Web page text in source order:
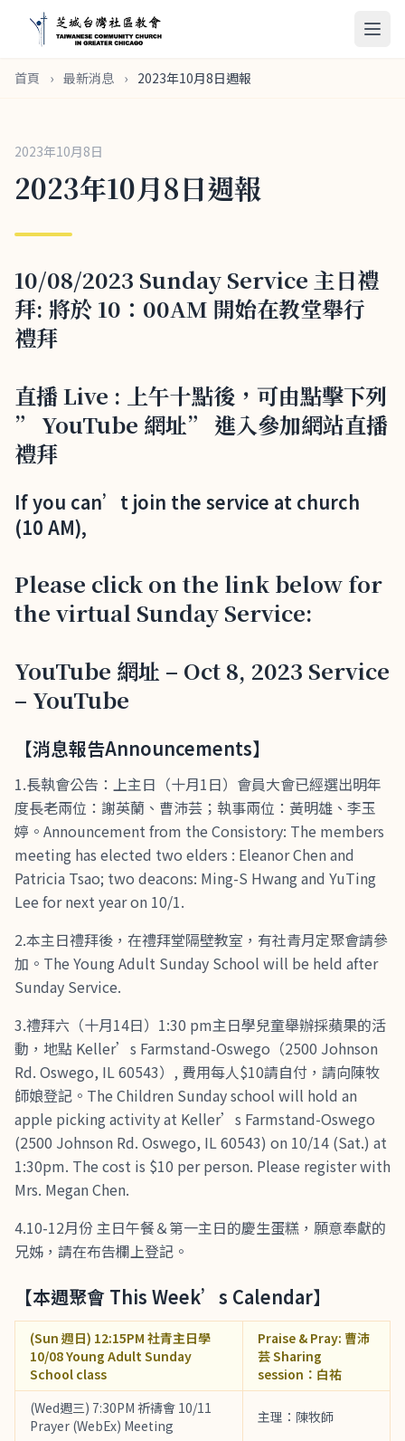
首頁 › 最新消息 › 2023年10月8日週報
2023年10月8日
2023年10月8日週報
10/08/2023 Sunday Service 主日禮
拜: 將於 10：00AM 開始在教堂舉行
禮拜
直播 Live : 上午十點後，可由點擊下列
” YouTube 網址” 進入參加網站直播
禮拜
If you can’t join the service at church
(10 AM),
Please click on the link below for
the virtual Sunday Service:
YouTube 網址 – Oct 8, 2023 Service
– YouTube
【消息報告Announcements】
1.長執會公告：上主日（十月1日）會員大會已經選出明年
度長老兩位：謝英蘭、曹沛芸；執事兩位：黃明雄、李玉
婷。Announcement from the Consistory: The members
meeting has elected two elders : Eleanor Chen and
Patricia Tsao; two deacons: Ming-S Hwang and YuTing
Lee for next year on 10/1.
2.本主日禮拜後，在禮拜堂隔壁教室，有社青月定聚會請參
加。The Young Adult Sunday School will be held after
Sunday Service.
3.禮拜六（十月14日）1:30 pm主日學兒童舉辦採蘋果的活
動，地點 Keller’s Farmstand-Oswego（2500 Johnson
Rd. Oswego, IL 60543）, 費用每人$10請自付，請向陳牧
師娘登記。The Children Sunday school will hold an
apple picking activity at Keller’s Farmstand-Oswego
(2500 Johnson Rd. Oswego, IL 60543) on 10/14 (Sat.) at
1:30pm. The cost is $10 per person. Please register with
Mrs. Megan Chen.
4.10-12月份 主日午餐＆第一主日的慶生蛋糕，願意奉獻的
兄姊，請在布告欄上登記。
【本週聚會 This Week’s Calendar】
(Sun 週日) 12:15PM 社青主日學
10/08 Young Adult Sunday
School class
Praise & Pray: 曹沛
芸 Sharing
session：白祐
(Wed週三) 7:30PM 祈禱會 10/11
Prayer (WebEx) Meeting
主理：陳牧師